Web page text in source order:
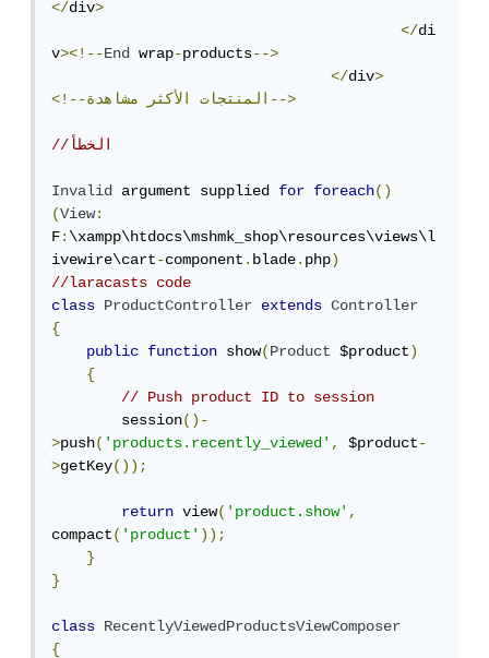
</div>
</di
v><!--End wrap-products-->
</div>
<!--المنتجات
الأكثر مشاهدة-->
//الخطأ
Invalid argument supplied for foreach()
(View:
F:\xampp\htdocs\mshmk_shop\resources\views\l
ivewire\cart-component.blade.php)
//laracasts code
class
ProductController extends
Controller
{
public
function show(Product $product)
{
// Push product ID to session
        session
()-
>push('products.recently_viewed', $product-
>getKey());
return view('product.show',
compact('product'));
}
}
class
RecentlyViewedProductsViewComposer
{